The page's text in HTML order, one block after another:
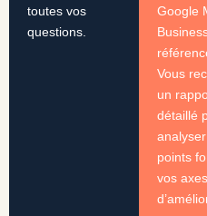
toutes vos
questions.
Google
Vous
un
détaillé
points
vos axes